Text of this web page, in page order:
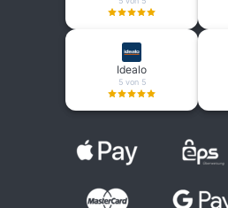
Idealo
5 von 5